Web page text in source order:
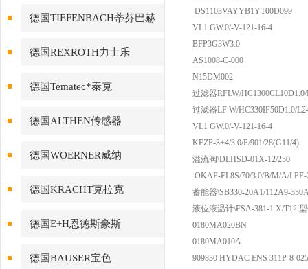
德国TIEFENBACH蒂芬巴赫
德国REXROTH力士乐
德国Tematec*泰克
德国ALTHEN传感器
德国WOERNER威纳
德国KRACHT克拉克
德国E+H恩德斯豪斯
德国BAUSER宝色
DS1103VAYYB1YT00D099
VL1 GW.0/-V-121-16-4
BFP3G3W3.0
AS1008-C-000
N15DM002
过滤器RFLW/
过滤器LF W/HC330IF50D1.0/
VL1 GW.0/-V-121-16-4
KFZP-3+4/3.0/P/901/28(G11/4)
溢流阀\DLHSD-01X-12/250
OKAF-EL8S/70/3.0/B/M/A/
蓄能器\SB330-20A1/112A9-
液位液温计\FSA-381-1.X/T12
0180MA020BN
0180MA010A
909830 HYDAC ENS 311P-8-